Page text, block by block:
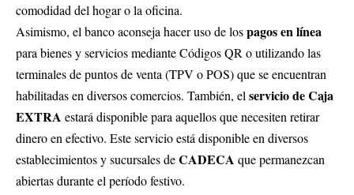
comodidad del hogar o la oficina.
Asimismo, el banco aconseja hacer uso de lospagos en línea
para bienes y servicios mediante Códigos QR o utilizando las
terminales de puntos de venta (TPV o POS) que se encuentran
habilitadas en diversos comercios. También, el servicio de Caja
EXTRA estará disponible para aquellos que necesiten retirar
dinero en efectivo. Este servicio está disponible en diversos
establecimientos y sucursales deCADECA que permanezcan
abiertas durante el período festivo.